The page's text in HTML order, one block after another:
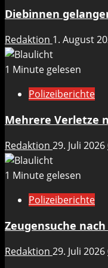
Diebinnen
Redaktion 1. August
1 Minute gelesen
Polizeiberichte
Mehrere Verletze
Redaktion 29. Juli 2026
1 Minute gelesen
Polizeiberichte
Zeugensuche
Redaktion 29. Juli 2026